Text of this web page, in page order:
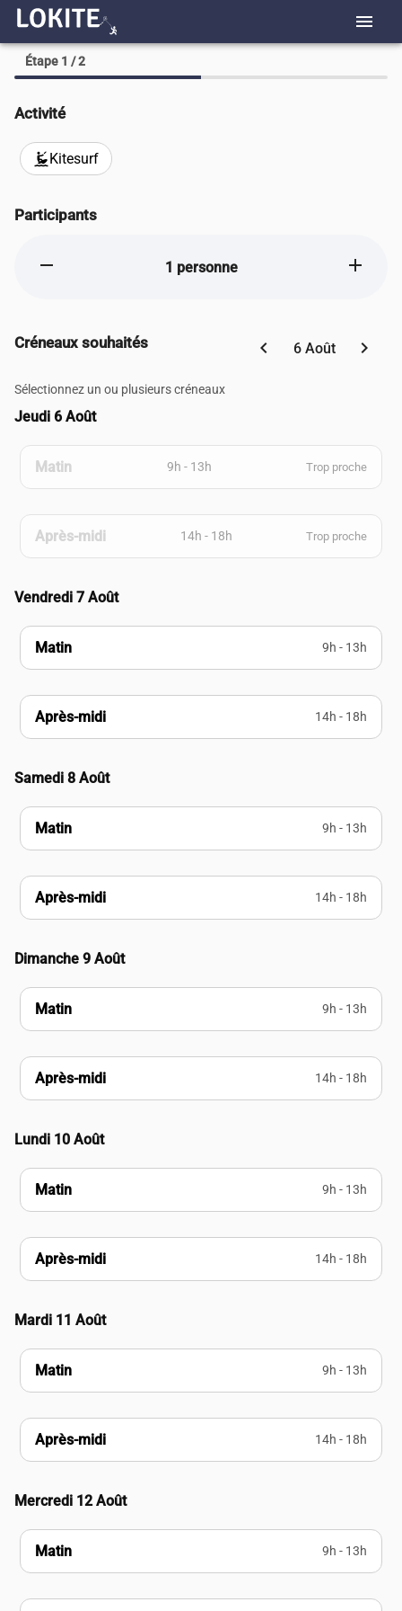
menu
Étape 1 / 2
Activité
kitesurfingKitesurf
Participants
remove 1 personne add
Créneaux souhaités chevron_left 6 Août chevron_right
Sélectionnez un ou plusieurs créneaux
Jeudi 6 Août
Matin 9h - 13h Trop proche
Après-midi 14h - 18h Trop proche
Vendredi 7 Août
Matin 9h - 13h
Après-midi 14h - 18h
Samedi 8 Août
Matin 9h - 13h
Après-midi 14h - 18h
Dimanche 9 Août
Matin 9h - 13h
Après-midi 14h - 18h
Lundi 10 Août
Matin 9h - 13h
Après-midi 14h - 18h
Mardi 11 Août
Matin 9h - 13h
Après-midi 14h - 18h
Mercredi 12 Août
Matin 9h - 13h